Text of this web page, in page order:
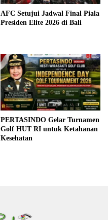
AFC Setujui Jadwal Final Piala
Presiden Elite 2026 di Bali
PERTASINDO Gelar Turnamen
Golf HUT RI untuk Ketahanan
Kesehatan